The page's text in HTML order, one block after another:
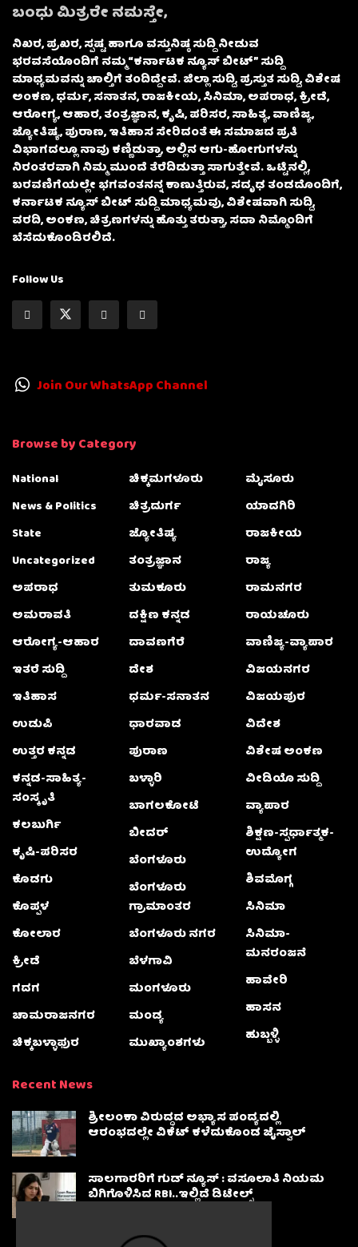
ಬಂಧು ಮಿತ್ರರೇ ನಮಸ್ತೇ,
ನಿಖರ, ಪ್ರಖರ, ಸ್ಪಷ್ಟ ಹಾಗೂ ವಸ್ತುನಿಷ್ಠ ಸುದ್ದಿ ನೀಡುವ
ಭರವಸೆಯೊಂದಿಗೆ ನಮ್ಮ “ಕರ್ನಾಟಕ ನ್ಯೂಸ್ ಬೀಟ್” ಸುದ್ದಿ
ಮಾಧ್ಯಮವನ್ನು ಚಾಲ್ತಿಗೆ ತಂದಿದ್ದೇವೆ. ಜಿಲ್ಲಾ ಸುದ್ದಿ, ಪ್ರಸ್ತುತ ಸುದ್ದಿ, ವಿಶೇಷ
ಅಂಕಣ, ಧರ್ಮ, ಸನಾತನ, ರಾಜಕೀಯ, ಸಿನಿಮಾ, ಅಪರಾಧ, ಕ್ರೀಡೆ,
ಆರೋಗ್ಯ, ಆಹಾರ, ತಂತ್ರಜ್ಞಾನ, ಕೃಷಿ, ಪರಿಸರ, ಸಾಹಿತ್ಯ, ವಾಣಿಜ್ಯ,
ಜ್ಯೋತಿಷ್ಯ, ಪುರಾಣ, ಇತಿಹಾಸ ಸೇರಿದಂತೆ ಈ ಸಮಾಜದ ಪ್ರತಿ
ವಿಭಾಗದಲ್ಲೂ ನಾವು ಕಣ್ಣಿಡುತ್ತಾ, ಅಲ್ಲಿನ ಆಗು-ಹೋಗುಗಳನ್ನು
ನಿರಂತರವಾಗಿ ನಿಮ್ಮ ಮುಂದೆ ತೆರೆದಿಡುತ್ತಾ ಸಾಗುತ್ತೇವೆ. ಒಟ್ಟಿನಲ್ಲಿ,
ಬರವಣಿಗೆಯಲ್ಲೇ ಭಗವಂತನನ್ನ ಕಾಣುತ್ತಿರುವ, ಸದೃಢ ತಂಡದೊಂದಿಗೆ,
ಕರ್ನಾಟಕ ನ್ಯೂಸ್ ಬೀಟ್ ಸುದ್ದಿ ಮಾಧ್ಯಮವು, ವಿಶೇಷವಾಗಿ ಸುದ್ದಿ,
ವರದಿ, ಅಂಕಣ, ಚಿತ್ರಣಗಳನ್ನು ಹೊತ್ತು ತರುತ್ತಾ, ಸದಾ ನಿಮ್ಮೊಂದಿಗೆ
ಬೆಸೆದುಕೊಂಡಿರಲಿದೆ.
Follow Us
Join Our WhatsApp Channel
Browse by Category
National
News & Politics
State
Uncategorized
ಅಪರಾಧ
ಅಮರಾವತಿ
ಆರೋಗ್ಯ-ಆಹಾರ
ಇತರೆ ಸುದ್ದಿ
ಇತಿಹಾಸ
ಉಡುಪಿ
ಉತ್ತರ ಕನ್ನಡ
ಕನ್ನಡ-ಸಾಹಿತ್ಯ-
ಸಂಸ್ಕೃತಿ
ಕಲಬುರ್ಗಿ
ಕೃಷಿ-ಪರಿಸರ
ಕೊಡಗು
ಕೊಪ್ಪಳ
ಕೋಲಾರ
ಕ್ರೀಡೆ
ಗದಗ
ಚಾಮರಾಜನಗರ
ಚಿಕ್ಕಬಳ್ಳಾಫುರ
ಚಿಕ್ಕಮಗಳೂರು
ಚಿತ್ರದುರ್ಗ
ಜ್ಯೋತಿಷ್ಯ
ತಂತ್ರಜ್ಞಾನ
ತುಮಕೂರು
ದಕ್ಷಿಣ ಕನ್ನಡ
ದಾವಣಗೆರೆ
ದೇಶ
ಧರ್ಮ-ಸನಾತನ
ಧಾರವಾಡ
ಪುರಾಣ
ಬಳ್ಳಾರಿ
ಬಾಗಲಕೋಟೆ
ಬೀದರ್
ಬೆಂಗಳೂರು
ಬೆಂಗಳೂರು
ಗ್ರಾಮಾಂತರ
ಬೆಂಗಳೂರು ನಗರ
ಬೆಳಗಾವಿ
ಮಂಗಳೂರು
ಮಂಡ್ಯ
ಮುಖ್ಯಾಂಶಗಳು
ಮೈಸೂರು
ಯಾದಗಿರಿ
ರಾಜಕೀಯ
ರಾಜ್ಯ
ರಾಮನಗರ
ರಾಯಚೂರು
ವಾಣಿಜ್ಯ-ವ್ಯಾಪಾರ
ವಿಜಯನಗರ
ವಿಜಯಪುರ
ವಿದೇಶ
ವಿಶೇಷ ಅಂಕಣ
ವೀಡಿಯೊ ಸುದ್ದಿ
ವ್ಯಾಪಾರ
ಶಿಕ್ಷಣ-ಸ್ಪರ್ಧಾತ್ಮಕ-
ಉದ್ಯೋಗ
ಶಿವಮೊಗ್ಗ
ಸಿನಿಮಾ
ಸಿನಿಮಾ-
ಮನರಂಜನೆ
ಹಾವೇರಿ
ಹಾಸನ
ಹುಬ್ಬಳ್ಳಿ
Recent News
ಶ್ರೀಲಂಕಾ ವಿರುದ್ಧದ ಅಭ್ಯಾಸ ಪಂದ್ಯದಲ್ಲಿ
ಆರಂಭದಲ್ಲೇ ವಿಕೆಟ್ ಕಳೆದುಕೊಂಡ ಜೈಸ್ವಾಲ್
ಸಾಲಗಾರರಿಗೆ ಗುಡ್ ನ್ಯೂಸ್ : ವಸೂಲಾತಿ ನಿಯಮ
ಬಿಗಿಗೊಳಿಸಿದ RBI..ಇಲ್ಲಿದೆ ಡಿಟೇಲ್ಸ್